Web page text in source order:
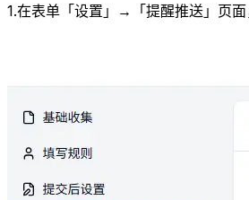
1.在表单「设置」→「提醒推送」页